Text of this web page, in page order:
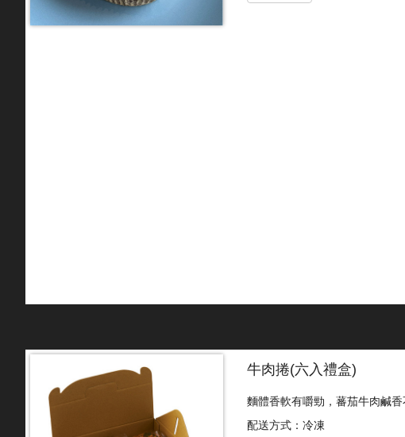
牛肉捲(六入禮盒)
麵體香軟有嚼勁，蕃茄牛肉鹹
配送方式：冷凍